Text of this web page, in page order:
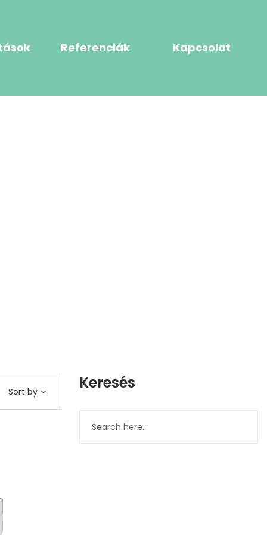
Referenciák Kapcsolat
Sort by Keresés